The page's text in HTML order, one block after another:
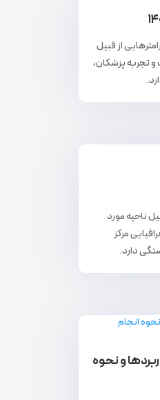
از قبیل
تجربه پزشکان،
ناحیه مورد
مرکز
دارد.
و نحوه